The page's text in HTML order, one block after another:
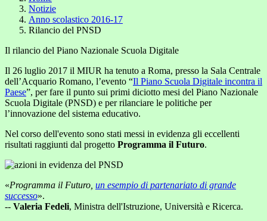
Notizie
Anno scolastico 2016-17
Rilancio del PNSD
Il rilancio del Piano Nazionale Scuola Digitale
Il 26 luglio 2017 il MIUR ha tenuto a Roma, presso la Sala Centrale
dell’Acquario Romano, l’evento “Il Piano Scuola Digitale incontra il
Paese”, per fare il punto sui primi diciotto mesi del Piano Nazionale
Scuola Digitale (PNSD) e per rilanciare le politiche per
l’innovazione del sistema educativo.
Nel corso dell'evento sono stati messi in evidenza gli eccellenti
risultati raggiunti dal progetto Programma il Futuro.
«Programma il Futuro, un esempio di partenariato di grande
successo».
-- Valeria Fedeli, Ministra dell'Istruzione, Università e Ricerca.